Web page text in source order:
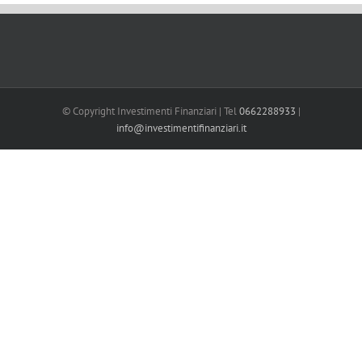
© Copyright Investimenti Finanziari | Tel0662288933 |
info@investimentifinanziari.it